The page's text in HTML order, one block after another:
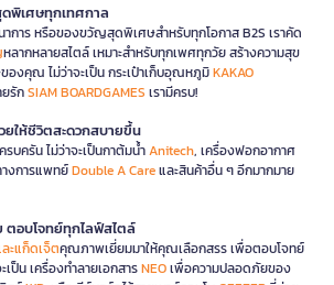
พิเศษทุกเทศกาล
การ หรือของขวัญสุดพิเศษสำหรับทุกโอกาส B2S เราคัด
หลากหลายสไตล์ เหมาะสำหรับทุกเพศทุกวัย สร้างความสุข
องคุณ ไม่ว่าจะเป็น กระเป๋าเก็บอุณหภูมิKAKAO
รักSIAM BOARDGAMES เรามีครบ!
ยให้ชีวิตสะดวกสบายขึ้น
ครบครัน ไม่ว่าจะเป็นกาต้มน้ำAnitech, เครื่องฟอกอากาศ
งการแพทย์Double A Careและสินค้าอื่น ๆ อีกมากมาย
ตอบโจทย์ทุกไลฟ์สไตล์
ะแก็ดเจ็ตคุณภาพเยี่ยมมาให้คุณเลือกสรร เพื่อตอบโจทย์
ป็น เครื่องทำลายเอกสารNEOเพื่อความปลอดภัยของ